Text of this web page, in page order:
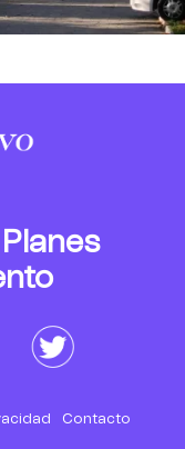
Planes
Contacto